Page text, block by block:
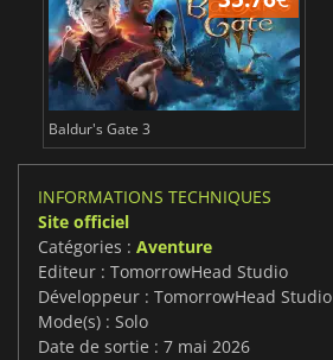
Baldur's Gate 3
INFORMATIONS TECHNIQUES
Site officiel
Catégories : Aventure
Editeur : TomorrowHead Studio
Développeur : TomorrowHead Studio
Mode(s) : Solo
Date de sortie : 7 mai 2026